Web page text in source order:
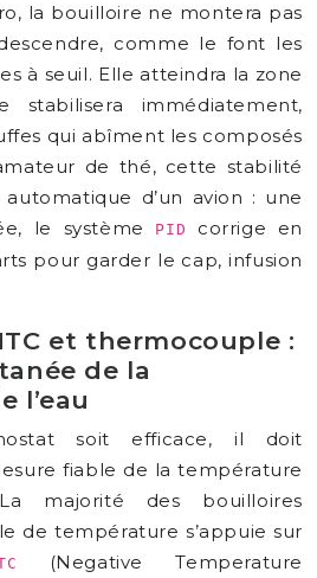
la bouilloire ne montera pas
comme le font les
à seuil. Elle atteindra la zone
stabilisera immédiatement,
qui abîment les composés
de thé, cette stabilité
d’un avion : une
le système
PID
corrige en
pour garder le cap, infusion
et thermocouple :
de la
l’eau
soit efficace, il doit
fiable de la température
majorité des bouilloires
de température s’appuie sur
(Negative Temperature